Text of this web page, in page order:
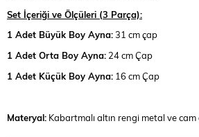
Set İçeriği ve Ölçüleri (3 Parça):
1 Adet Büyük Boy Ayna:31 cm çap
1 Adet Orta Boy Ayna: 24 cm Çap
1 Adet Küçük Boy Ayna: 16 cm Çap
Materyal: Kabartmalı altın rengi metal ve